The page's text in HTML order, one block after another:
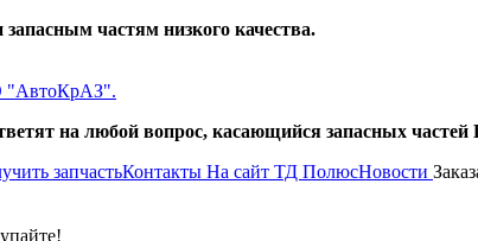
частям низкого качества.
"АвтоКрАЗ".
на любой вопрос, касающийся запасных
запчастьКонтакты На сайт ТД ПолюсНовости